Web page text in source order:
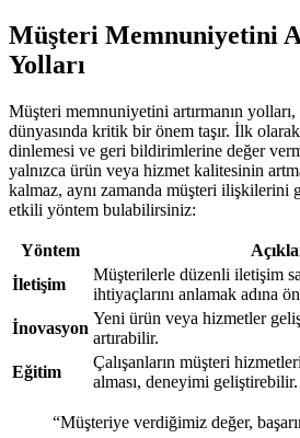
Müşteri Memnuniyetini
Yolları
Müşteri memnuniyetini artırmanın
dünyasında kritik bir önem taşır. İlk
dinlemesi ve geri bildirimlerine değer
yalnızca ürün veya hizmet kalitesinin
kalmaz, aynı zamanda müşteri ilişkilerini
etkili yöntem bulabilirsiniz:
Yöntem
İletişim
Müşterilerle düzenli iletişim
ihtiyaçlarını anlamak adına
İnovasyon
Yeni ürün veya hizmetler
artırabilir.
Eğitim
Çalışanların müşteri
alması, deneyimi geliştirebilir.
“Müşteriye verdiğimiz değer,